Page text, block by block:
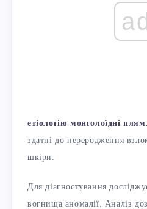
етіологію монголоїдні плям.
здатні до переродження
шкіри.
Для діагностування
вогнища аномалії. Аналіз